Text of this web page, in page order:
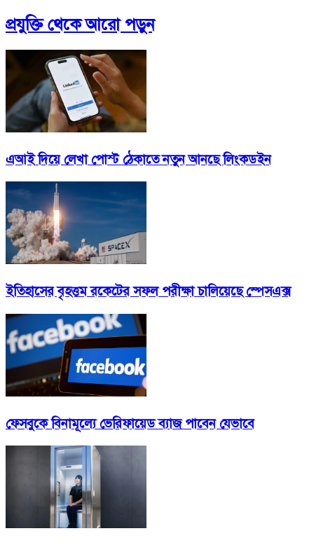
প্রযুক্তিথেকে আরো পড়ুন
এআই দিয়ে লেখা পোস্ট ঠেকাতে নতুন আনছে লিংকডইন
ইতিহাসের বৃহত্তম রকেটের সফল পরীক্ষা চালিয়েছে স্পেসএক্স
ফেসবুকে বিনামূল্যে ভেরিফায়েড ব্যাজ পাবেন যেভাবে